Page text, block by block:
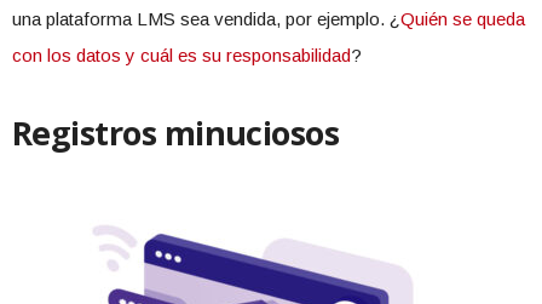
una plataforma LMS sea vendida, por ejemplo. ¿ Quién se queda
con los datos y cuál es su responsabilidad?
Registros minuciosos